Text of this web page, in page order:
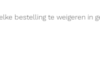
bestelling te weigeren